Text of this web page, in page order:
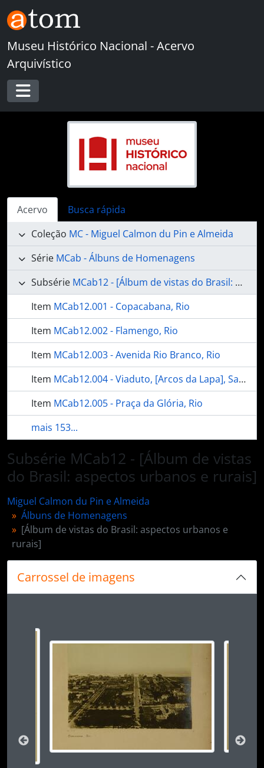
Skip to main content
Museu Histórico Nacional - Acervo
Arquivístico
Toggle navigation
Acervo
Busca rápida
Coleção MC - Miguel Calmon du Pin e Almeida
Série MCab - Álbuns de Homenagens
Subsérie MCab12 - [Álbum de vistas do Brasil: aspectos urbanos e rurais]
Item MCab12.001 - Copacabana, Rio
Item MCab12.002 - Flamengo, Rio
Item MCab12.003 - Avenida Rio Branco, Rio
Item MCab12.004 - Viaduto, [Arcos da Lapa], Santa Thereza, Rio
Item MCab12.005 - Praça da Glória, Rio
mais 153...
Subsérie MCab12 - [Álbum de vistas
do Brasil: aspectos urbanos e rurais]
Miguel Calmon du Pin e Almeida
Álbuns de Homenagens
[Álbum de vistas do Brasil: aspectos urbanos e
rurais]
Carrossel de imagens